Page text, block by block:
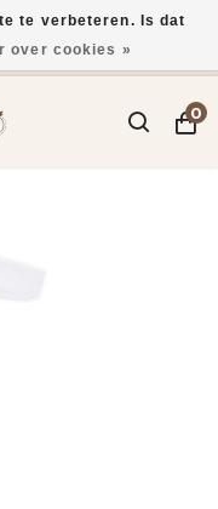
verzonden*
0
te verbeteren. Is dat
over cookies »